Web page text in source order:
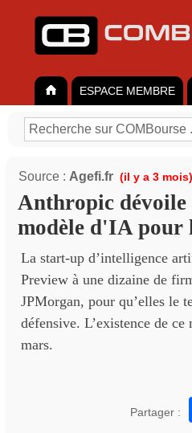
ESPACE MEMBRE
Source : Agefi.fr (il y a 3 mois)
Anthropic dévoile
modèle d'IA pour
La start-up d’intelligence
Preview à une dizaine de
JPMorgan, pour qu’elles le
défensive. L’existence de
mars.
Partager :